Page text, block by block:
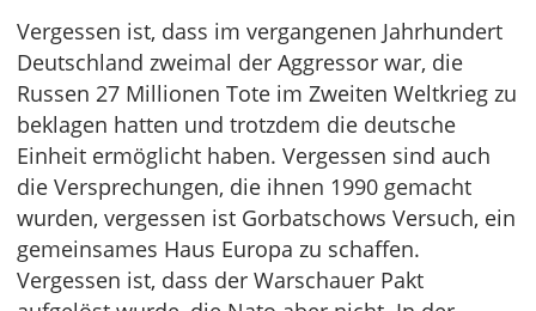
Vergessen ist, dass im vergangenen Jahrhundert
Deutschland zweimal der Aggressor war, die
Russen 27 Millionen Tote im Zweiten Weltkrieg zu
beklagen hatten und trotzdem die deutsche
Einheit ermöglicht haben. Vergessen sind auch
die Versprechungen, die ihnen 1990 gemacht
wurden, vergessen ist Gorbatschows Versuch, ein
gemeinsames Haus Europa zu schaffen.
Vergessen ist, dass der Warschauer Pakt